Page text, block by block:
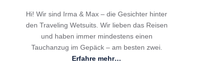
Hi! Wir sind Irma & Max – die Gesichter hinter
den Traveling Wetsuits. Wir lieben das Reisen
und haben immer mindestens einen
Tauchanzug im Gepäck – am besten zwei.
Erfahre mehr…